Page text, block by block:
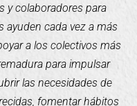
y colaboradores para
ayuden cada vez a más
a los colectivos más
para impulsar
las necesidades de
fomentar hábitos